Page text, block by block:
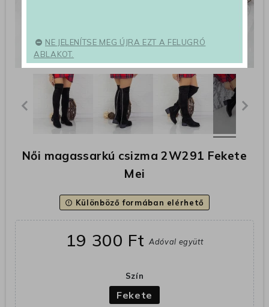
Női magassarkú csizma 2W291 Fekete
Mei
error_outline Különböző formában elérhető
19 300 FtAdóval együtt
Szín
Fekete
NE JELENÍTSE MEG ÚJRA EZT A FELUGRÓ
ABLAKOT.